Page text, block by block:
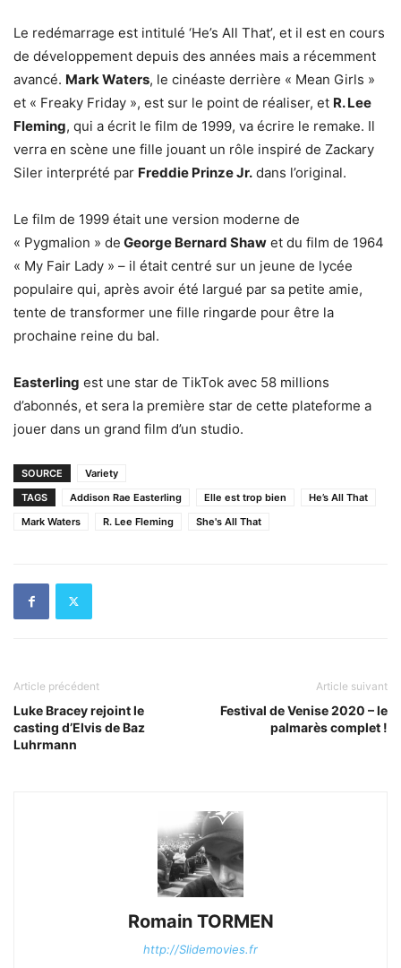
Le redémarrage est intitulé ‘He’s All That’, et il est en cours
de développement depuis des années mais a récemment
avancé. Mark Waters, le cinéaste derrière « Mean Girls »
et « Freaky Friday », est sur le point de réaliser, et R. Lee
Fleming, qui a écrit le film de 1999, va écrire le remake. Il
verra en scène une fille jouant un rôle inspiré de Zackary
Siler interprété par Freddie Prinze Jr. dans l’original.
Le film de 1999 était une version moderne de
« Pygmalion » de George Bernard Shaw et du film de 1964
« My Fair Lady » – il était centré sur un jeune de lycée
populaire qui, après avoir été largué par sa petite amie,
tente de transformer une fille ringarde pour être la
prochaine reine du bal.
Easterling est une star de TikTok avec 58 millions
d’abonnés, et sera la première star de cette plateforme a
jouer dans un grand film d’un studio.
SOURCE
Variety
TAGS
Addison Rae Easterling Elle est trop bien
He’s All That
Mark Waters
R. Lee Fleming She's All That
Article précédent
Luke Bracey rejoint le
casting d’Elvis de Baz
Luhrmann
Article suivant
Festival de Venise 2020 – le
palmarès complet !
Romain TORMEN
http://Slidemovies.fr